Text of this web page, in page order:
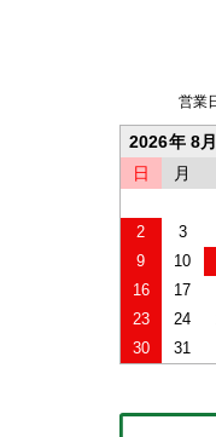
営業
2026年 8月
日
月
2
3
9
10
16
17
23
24
30
31